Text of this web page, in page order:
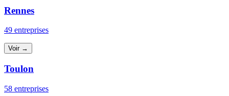
Rennes
49 entreprises
Voir →
Toulon
58 entreprises